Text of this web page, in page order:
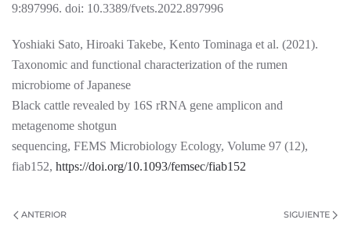
9:897996. doi: 10.3389/fvets.2022.897996
Yoshiaki Sato, Hiroaki Takebe, Kento Tominaga et al. (2021).
Taxonomic and functional characterization of the rumen
microbiome of Japanese
Black cattle revealed by 16S rRNA gene amplicon and
metagenome shotgun
sequencing, FEMS Microbiology Ecology, Volume 97 (12),
fiab152, https://doi.org/10.1093/femsec/fiab152
ANTERIOR SIGUIENTE